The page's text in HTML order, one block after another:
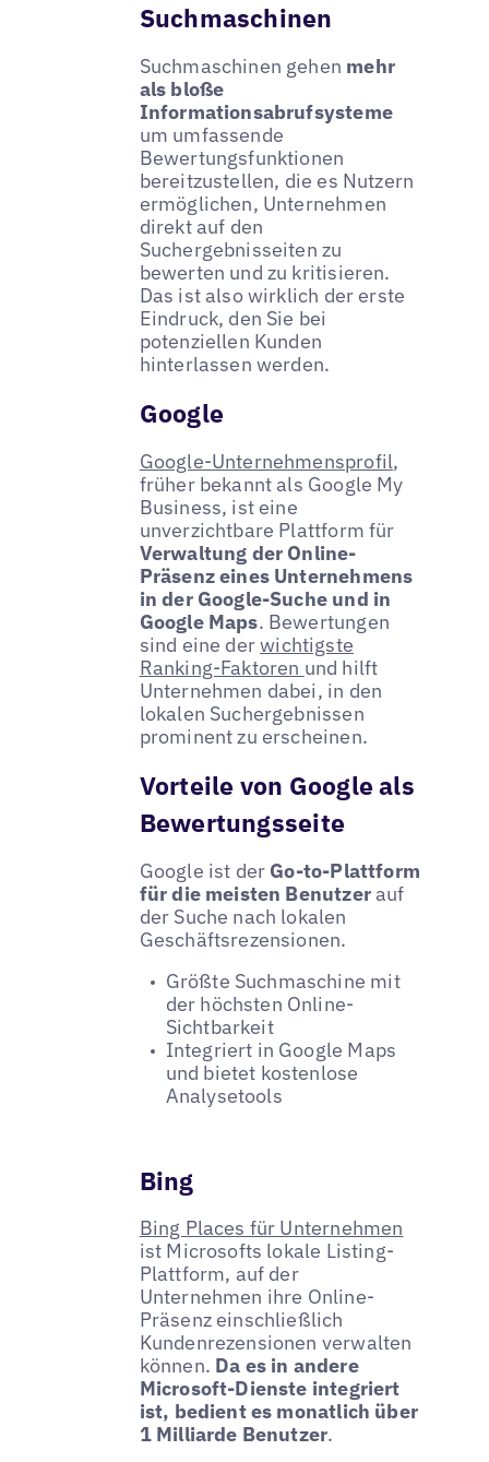
Suchmaschinen
Suchmaschinen gehen mehr
als bloße
Informationsabrufsysteme
um umfassende
Bewertungsfunktionen
bereitzustellen, die es Nutzern
ermöglichen, Unternehmen
direkt auf den
Suchergebnisseiten zu
bewerten und zu kritisieren.
Das ist also wirklich der erste
Eindruck, den Sie bei
potenziellen Kunden
hinterlassen werden.
Google
Google-Unternehmensprofil,
früher bekannt als Google My
Business, ist eine
unverzichtbare Plattform für
Verwaltung der Online-
Präsenz eines Unternehmens
in der Google-Suche und in
Google Maps. Bewertungen
sind eine derwichtigste
Ranking-Faktoren und hilft
Unternehmen dabei, in den
lokalen Suchergebnissen
prominent zu erscheinen.
Vorteile von Google als
Bewertungsseite
Google ist der Go-to-Plattform
für die meisten Benutzerauf
der Suche nach lokalen
Geschäftsrezensionen.
Größte Suchmaschine mit
der höchsten Online-
Sichtbarkeit
Integriert in Google Maps
und bietet kostenlose
Analysetools
Bing
Bing Places für Unternehmen
ist Microsofts lokale Listing-
Plattform, auf der
Unternehmen ihre Online-
Präsenz einschließlich
Kundenrezensionen verwalten
können. Da es in andere
Microsoft-Dienste integriert
ist, bedient es monatlich über
1 Milliarde Benutzer.